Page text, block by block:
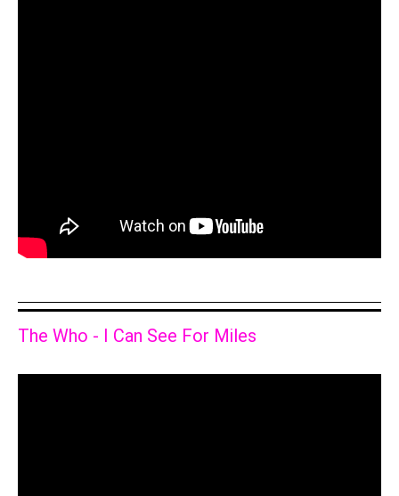
The Who - I Can See For Miles